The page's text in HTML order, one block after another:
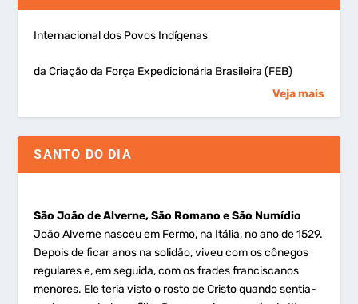
Internacional dos Povos Indígenas
da Criação da Força Expedicionária Brasileira (FEB)
Veja mais
SANTO DO DIA
São João de Alverne, São Romano e São Numídio
João Alverne nasceu em Fermo, na Itália, no ano de 1529.
Depois de ficar anos na solidão, viveu com os cônegos
regulares e, em seguida, com os frades franciscanos
menores. Ele teria visto o rosto de Cristo quando sentia-